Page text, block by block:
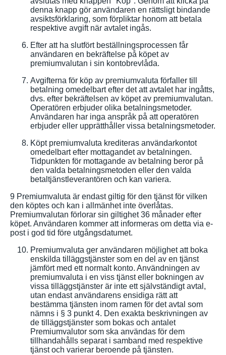
denna knapp gör användaren en rättsligt bindande
avsiktsförklaring, som förpliktar honom att betala
respektive avgift när avtalet ingås.
Efter att ha slutfört beställningsprocessen får
användaren en bekräftelse på köpet av
premiumvalutan i sin kontobrevlåda.
Avgifterna för köp av premiumvaluta förfaller till
betalning omedelbart efter det att avtalet har ingåtts,
dvs. efter bekräftelsen av köpet av premiumvalutan.
Operatören erbjuder olika betalningsmetoder.
Användaren har inga anspråk på att operatören
erbjuder eller upprätthåller vissa betalningsmetoder.
Köpt premiumvaluta krediteras användarkontot
omedelbart efter mottagandet av betalningen.
Tidpunkten för mottagande av betalning beror på
den valda betalningsmetoden eller den valda
betaltjänstleverantören och kan variera.
9 Premiumvaluta är endast giltig för den tjänst för vilken
den köptes och kan i allmänhet inte överlåtas.
Premiumvalutan förlorar sin giltighet 36 månader efter
köpet. Användaren kommer att informeras om detta via e-
post i god tid före utgångsdatumet.
Premiumvaluta ger användaren möjlighet att boka
enskilda tilläggstjänster som en del av en tjänst
jämfört med ett normalt konto. Användningen av
premiumvaluta i en viss tjänst eller bokningen av
vissa tilläggstjänster är inte ett självständigt avtal,
utan endast användarens ensidiga rätt att
bestämma tjänsten inom ramen för det avtal som
nämns i § 3 punkt 4. Den exakta beskrivningen av
de tilläggstjänster som bokas och antalet
Premiumvalutor som ska användas för dem
tillhandahålls separat i samband med respektive
tjänst och varierar beroende på tjänsten.